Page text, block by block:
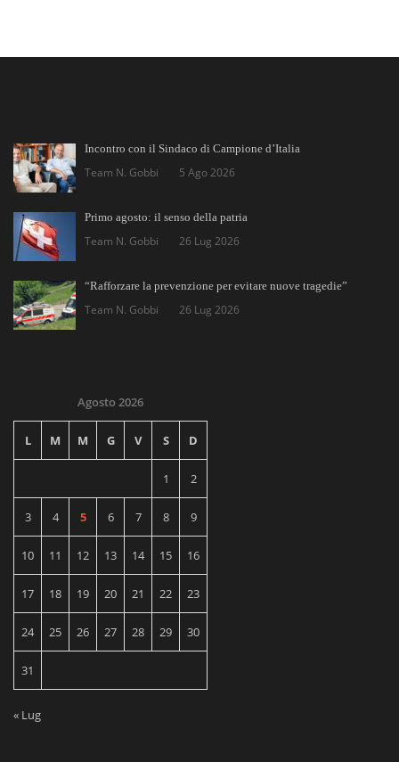
Incontro con il Sindaco di Campione d’Italia
Team N. Gobbi 5 Ago 2026
Primo agosto: il senso della patria
Team N. Gobbi 26 Lug 2026
“Rafforzare la prevenzione per evitare nuove tragedie”
Team N. Gobbi 26 Lug 2026
Agosto 2026
L M M G V S D
1 2
3 4 5 6 7 8 9
10 11 12 13 14 15 16
17 18 19 20 21 22 23
24 25 26 27 28 29 30
31
« Lug